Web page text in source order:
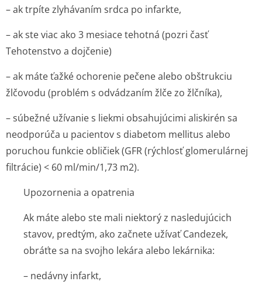
– ak trpíte zlyhávaním srdca po infarkte,
– ak ste viac ako 3 mesiace tehotná (pozri časť
Tehotenstvo a dojčenie)
– ak máte ťažké ochorenie pečene alebo obštrukciu
žlčovodu (problém s odvádzaním žlče zo žlčníka),
– súbežné užívanie s liekmi obsahujúcimi aliskirén sa
neodporúča u pacientov s diabetom mellitus alebo
poruchou funkcie obličiek (GFR (rýchlosť glomerulárnej
filtrácie) < 60 ml/min/1,7­3 m2).
Upozornenia a opatrenia
Ak máte alebo ste mali niektorý z nasledujúcich
stavov, predtým, ako začnete užívať Candezek,
obráťte sa na svojho lekára alebo lekárnika:
– nedávny infarkt,